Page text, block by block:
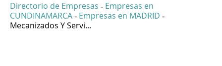
Directorio de Empresas - Empresas en
CUNDINAMARCA - Empresas en MADRID -
Mecanizados Y Servi...